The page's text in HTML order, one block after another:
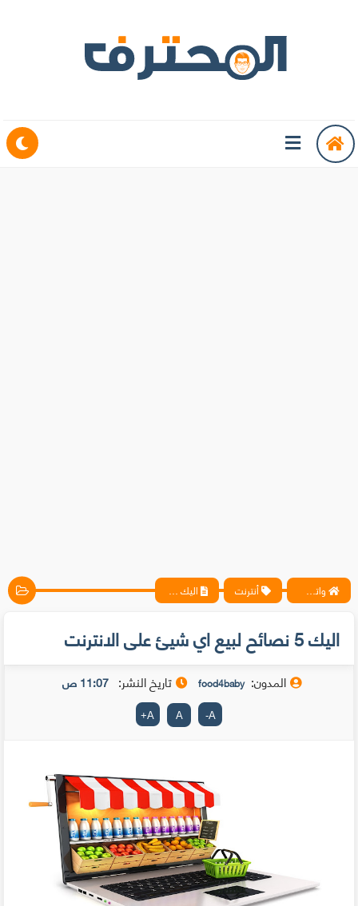
واتس آب ، فيسبوك ، أنترنت ، شروحات تقنية حصرية - المحترف أنترنت اليك 5 نصائح لبيع اي شيئ على الانترنت
اليك 5 نصائح لبيع اي شيئ على الانترنت
المدون: food4baby تاريخ النشر: 11:07 ص
A
-
A
A
+